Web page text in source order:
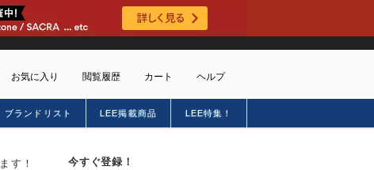
お気に入り 閲覧履歴 カート ヘルプ
ブランドリスト LEE掲載商品 LEE特集！
す！ 今すぐ登録！